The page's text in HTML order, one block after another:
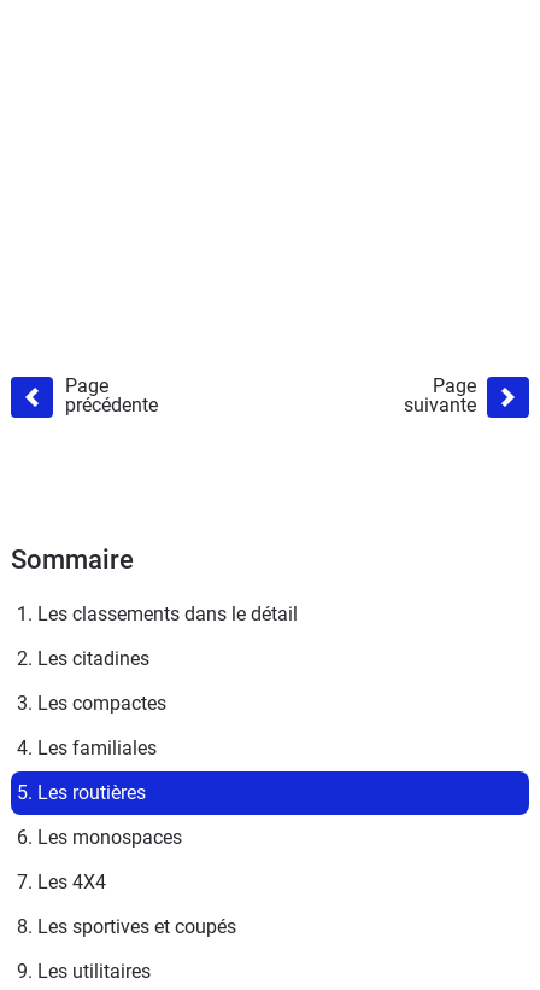
Page
précédente
Page
suivante
Sommaire
1. Les classements dans le détail
2. Les citadines
3. Les compactes
4. Les familiales
5. Les routières
6. Les monospaces
7. Les 4X4
8. Les sportives et coupés
9. Les utilitaires